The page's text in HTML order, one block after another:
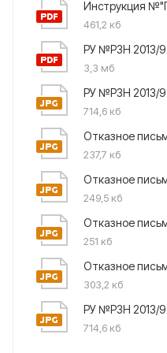
Инструкция
461,2 кб
РУ №РЗН 2013/
3,3 мб
РУ №РЗН 2013/
714,6 кб
Отказное
237,7 кб
Отказное
249,5 кб
Отказное
251 кб
Отказное
303,2 кб
РУ №РЗН 2013/
714,6 кб